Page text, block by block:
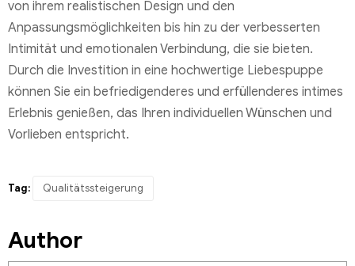
von ihrem realistischen Design und den
Anpassungsmöglichkeiten bis hin zu der verbesserten
Intimität und emotionalen Verbindung, die sie bieten.
Durch die Investition in eine hochwertige Liebespuppe
können Sie ein befriedigenderes und erfüllenderes intimes
Erlebnis genießen, das Ihren individuellen Wünschen und
Vorlieben entspricht.
Tag: Qualitätssteigerung
Author